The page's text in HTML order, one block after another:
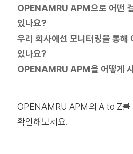
OPENAMRU APM으로 어떤
있나요?
우리 회사에선 모니터링을 통해
있나요?
OPENAMRU APM을 어떻게
OPENAMRU APM의 A to Z를
확인해보세요.